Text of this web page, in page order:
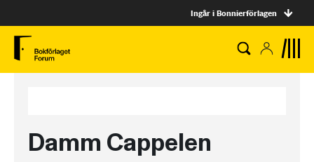
Ingår i Bonnierförlagen
Damm Cappelen